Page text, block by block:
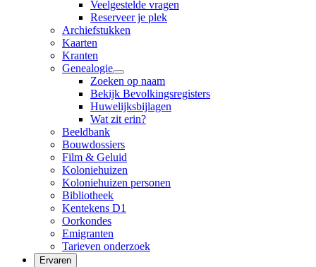
Veelgestelde vragen
Reserveer je plek
Archiefstukken
Kaarten
Kranten
Genealogie
Zoeken op naam
Bekijk Bevolkingsregisters
Huwelijksbijlagen
Wat zit erin?
Beeldbank
Bouwdossiers
Film & Geluid
Koloniehuizen
Koloniehuizen personen
Bibliotheek
Kentekens D1
Oorkondes
Emigranten
Tarieven onderzoek
Ervaren